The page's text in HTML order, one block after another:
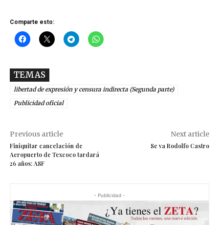
Comparte esto:
TEMAS
libertad de expresión y censura indirecta (Segunda parte)
Publicidad oficial
Previous article
Finiquitar cancelación de
Aeropuerto de Texcoco tardará
26 años: ASF
Next article
Se va Rodolfo Castro
- Publicidad -